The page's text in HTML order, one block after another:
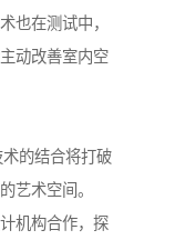
也在测试中，
动改善室内空
的结合将打破
艺术空间。
机构合作，探